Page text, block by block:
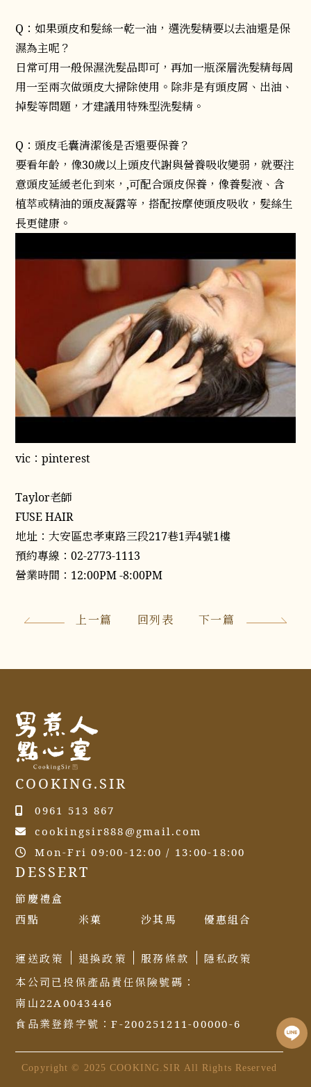
Q：如果頭皮和髮絲一乾一油，選洗髮精要以去油還是保
濕為主呢？
日常可用一般保濕洗髮品即可，再加一瓶深層洗髮精每周
用一至兩次做頭皮大掃除使用。除非是有頭皮屑、出油、
掉髮等問題，才建議用特殊型洗髮精。
Q：頭皮毛囊清潔後是否還要保養？
要看年齡，像30歲以上頭皮代謝與營養吸收變弱，就要注
意頭皮延緩老化到來，,可配合頭皮保養，像養髮液、含
植萃或精油的頭皮凝露等，搭配按摩使頭皮吸收，髮絲生
長更健康。
vic：pinterest
Taylor老師
FUSE HAIR
地址：大安區忠孝東路三段217巷1弄4號1樓
預約專線：02-2773-1113
營業時間：12:00PM -8:00PM
上一篇 回列表 下一篇
COOKING.SIR
0961 513 867
cookingsir888@gmail.com
Mon-Fri 09:00-12:00 / 13:00-18:00
DESSERT
節慶禮盒
西點
米菓 沙其馬 優惠組合
運送政策 退換政策 服務條款
隱私政策
本公司已投保產品責任保險號碼：
南山22A0043446
食品業登錄字號：F-200251211-00000-6
Copyright © 2025 COOKING.SIR All Rights Reserved